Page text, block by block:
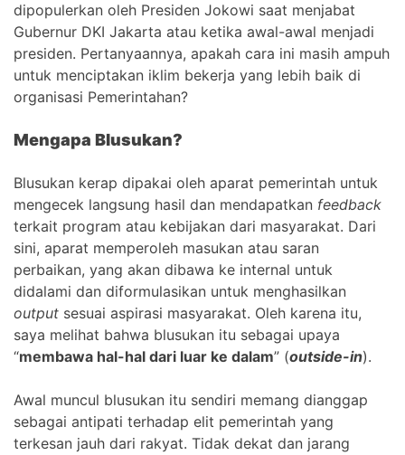
dipopulerkan oleh Presiden Jokowi saat menjabat
Gubernur DKI Jakarta atau ketika awal-awal menjadi
presiden. Pertanyaannya, apakah cara ini masih ampuh
untuk menciptakan iklim bekerja yang lebih baik di
organisasi Pemerintahan?
Mengapa Blusukan?
Blusukan kerap dipakai oleh aparat pemerintah untuk
mengecek langsung hasil dan mendapatkan feedback
terkait program atau kebijakan dari masyarakat. Dari
sini, aparat memperoleh masukan atau saran
perbaikan, yang akan dibawa ke internal untuk
didalami dan diformulasikan untuk menghasilkan
output sesuai aspirasi masyarakat. Oleh karena itu,
saya melihat bahwa blusukan itu sebagai upaya
“membawa hal-hal dari luar ke dalam” (outside-in).
Awal muncul blusukan itu sendiri memang dianggap
sebagai antipati terhadap elit pemerintah yang
terkesan jauh dari rakyat. Tidak dekat dan jarang